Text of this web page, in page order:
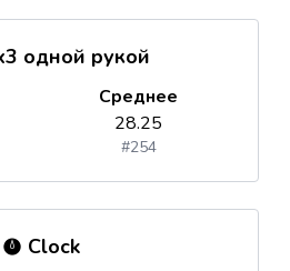
одной рукой
Среднее
28.25
#254
Clock